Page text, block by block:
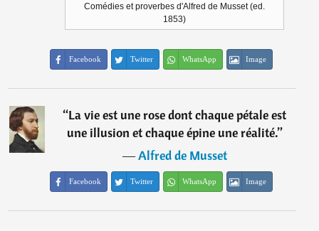
Comédies et proverbes d'Alfred de Musset (ed.
1853)
Facebook Twitter WhatsApp Image
“La vie est une rose dont chaque pétale est
une illusion et chaque épine une réalité.”
―Alfred de Musset
Facebook Twitter WhatsApp Image